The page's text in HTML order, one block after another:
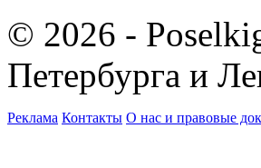
© 2026 -
Петербурга и
Реклама Контакты О нас и правовые